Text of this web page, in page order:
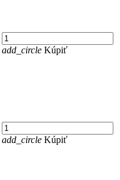
add_circle Kúpiť
add_circle Kúpiť